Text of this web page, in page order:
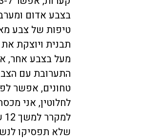
בצבע אדום
טיפות של צבע
תבנית ויוצקת
התערובת עם
טחונים, אפשר
לחלוטין, אני
שלא תפסיקו